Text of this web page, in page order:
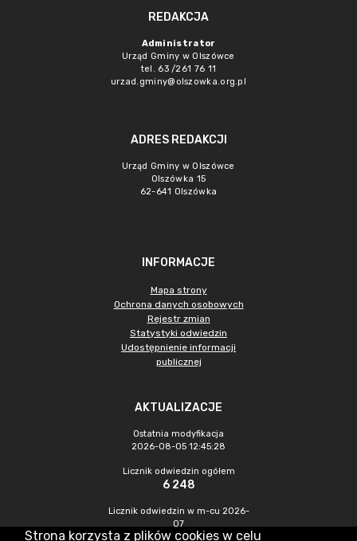
REDAKCJA
Administrator
Urząd Gminy w Olszówce
tel. 63 /261 76 11
urzad.gminy@olszowka.org.pl
ADRES REDAKCJI
Urząd Gminy w Olszówce
Olszówka 15
62-641 Olszówka
INFORMACJE
Mapa strony
Ochrona danych osobowych
Rejestr zmian
Statystyki odwiedzin
Udostępnienie informacji
publicznej
AKTUALIZACJE
Ostatnia modyfikacja
2026-08-05 12:45:28
Licznik odwiedzin ogółem
6 248
Licznik odwiedzin w m-cu 2026-
07
622
Strona korzysta z plików cookies w celu